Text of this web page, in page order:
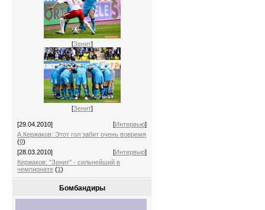
[Зенит]
[Зенит]
[29.04.2010] [Интервью]
А.Кержаков: Этот гол забит очень вовремя
(0)
[28.03.2010]
[Интервью]
Кержаков: "Зенит" - сильнейший в
чемпионате (1)
Бомбандиры